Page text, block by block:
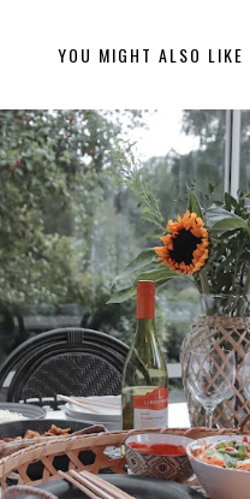
YOU MIGHT ALSO LIKE